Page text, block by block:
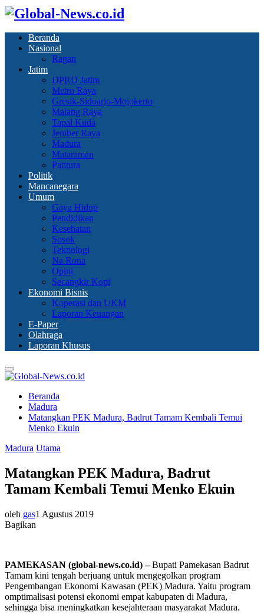
Beranda
Nasional
Ragan
Jatim
DPRD Jatim
Metro Raya
Gresik-Sidoarjo-Mojokerto
Malang Raya
Tapal Kuda
Jember Raya
Madura
Mataraman
Pantura
Politik
Mancanegara
Umum
Gaya Hidup
Pendidikan
Kesehatan
Sosok
Teknologi
Na Rona
Opini
Secangkir Kopi
Ekonomi Bisnis
Koperasi dan UKM
Laporan Keuangan
E-Paper
Olahraga
Laporan Khusus
Primary
Menu
Beranda
Madura
Matangkan PEK Madura, Badrut Tamam Kembali Temui
Menko Ekuin
Madura Utama
Matangkan PEK Madura, Badrut
Tamam Kembali Temui Menko Ekuin
oleh gas1 Agustus 2019
Bagikan
PAMEKASAN (global-news.co.id) –Bupati Pamekasan Badrut
Tamam kini tengah berjuang untuk mengegolkan program
Pengembangan Ekonomi Kawasan (PEK) Madura. Yaitu program
omptimalisasi potensi ekonomi empat kabupaten di Madura,
sehingga bisa meningkatkan kesejahteraan masyarakat Madura.